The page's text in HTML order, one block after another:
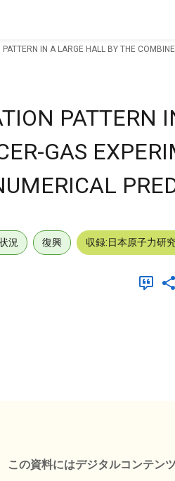
IN A LARGE HALL BY THE
PATTERN
GAS
況 復興 収録:日本原子力研
この資料にはデジタルコンテン